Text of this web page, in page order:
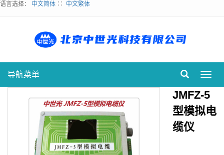
语言选择： 中文简体 ∷ 中文繁体
导航菜单
JMFZ-5
型模拟电
缆仪